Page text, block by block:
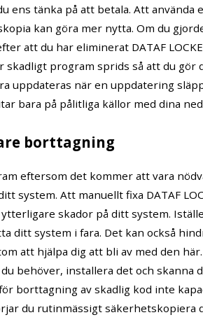
tänka på att betala. Att använda
kan göra mer nytta. Om du
att du har eliminerat DATAF
skadligt program sprids så att du gör
uppdateras när en uppdatering
bara på pålitliga källor med dina
borttagning
eftersom det kommer att vara
system. Att manuellt fixa DATAF
skador på ditt system.
ditt system i fara. Det kan också
att hjälpa dig att bli av med den
behöver, installera det och skanna
borttagning av skadlig kod inte
du rutinmässigt säkerhetskopiera